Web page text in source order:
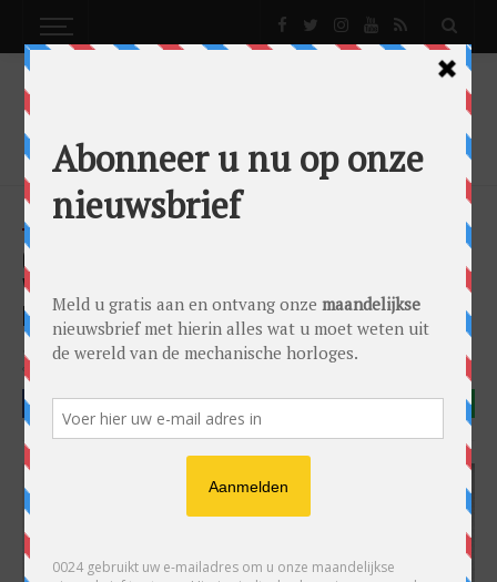
ORIS COULSON PROPILOT LIMITED EDITION:
VLAMMENDE LIEFDE VOOR KNAPPE
HORLOGERIE
News Nieuws by Gandor Bronkhorst on 06/12/2022
Oris Coulson Propilot Limited Edition
FACEBOOK